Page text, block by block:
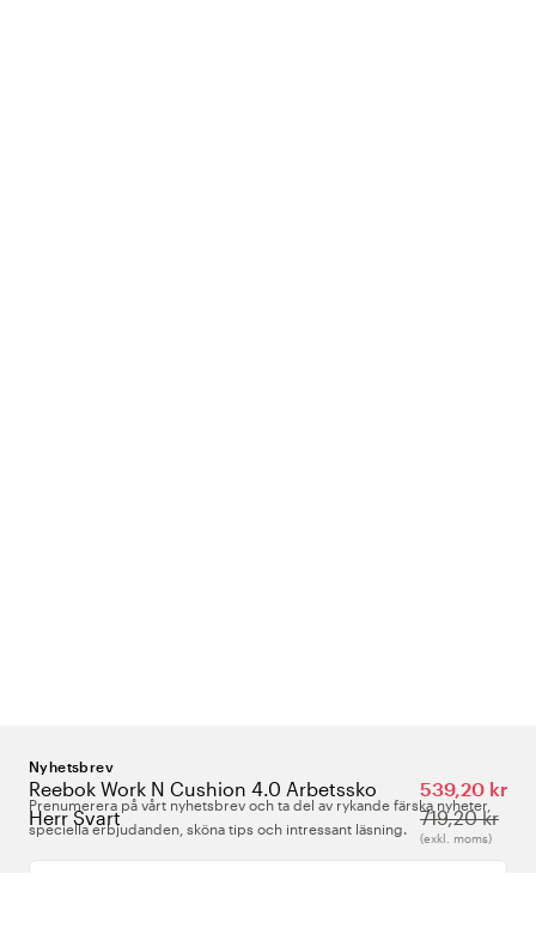
Reebok Work N Cushion 4.0 Arbetssko
Herr Svart
539,20 kr
719,20 kr
(exkl. moms)
Nyhetsbrev
Prenumerera på vårt nyhetsbrev och ta del av rykande färska nyheter,
speciella erbjudanden, sköna tips och intressant läsning.
Ange din e-postadress